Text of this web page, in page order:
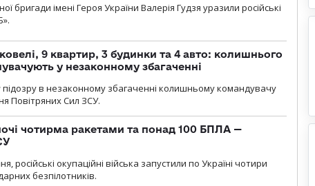
бригади імені Героя України Валерія Гудзя уразили російські
9 квартир, 3 будинки та 4 авто: колишнього
у незаконному збагаченні
в незаконному збагаченні колишньому командувачу
Повітряних Сил ЗСУ.
чотирма ракетами та понад 100 БПЛА —
російські окупаційні війська запустили по Україні чотири
безпілотників.